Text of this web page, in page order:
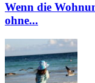
Wenn die
ohne...